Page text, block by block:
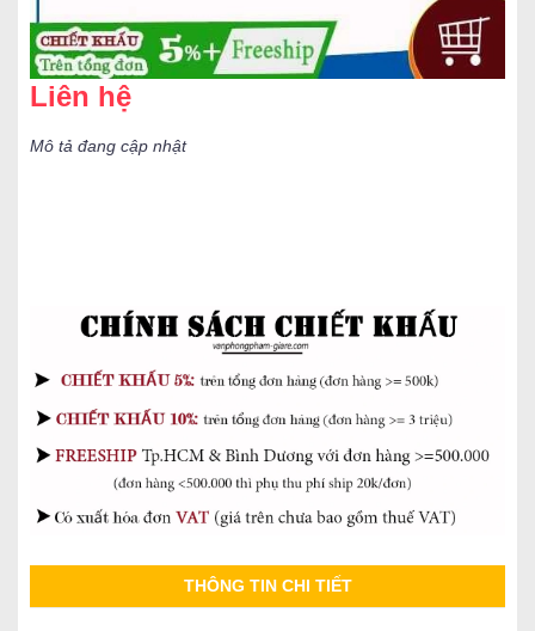
Liên hệ
Mô tả đang cập nhật
THÔNG TIN CHI TIẾT